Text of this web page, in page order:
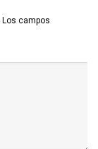
Los campos